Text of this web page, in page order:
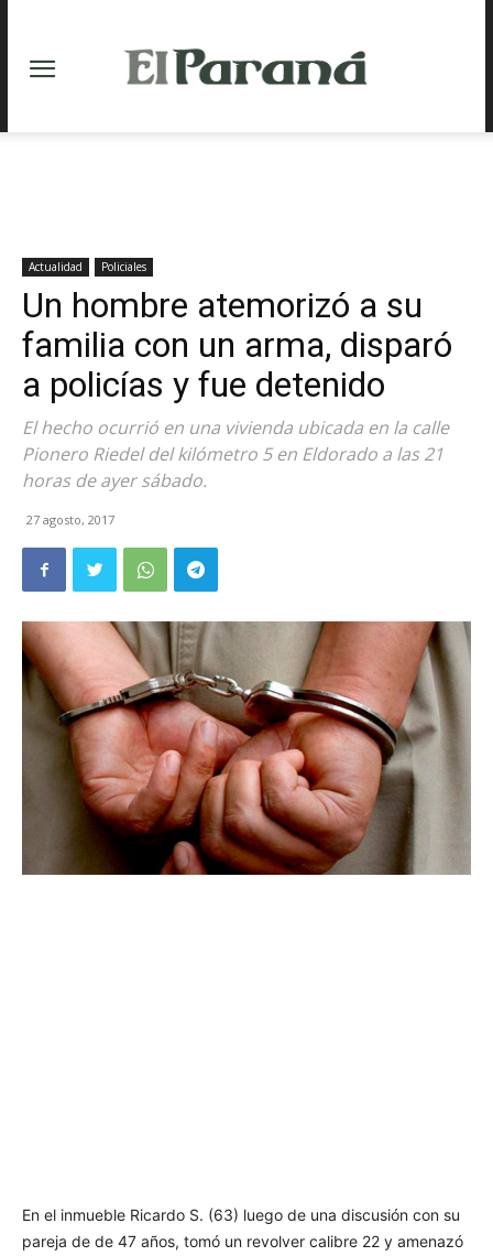
Actualidad Policiales
Un hombre atemorizó a su
familia con un arma, disparó
a policías y fue detenido
El hecho ocurrió en una vivienda ubicada en la calle
Pionero Riedel del kilómetro 5 en Eldorado a las 21
horas de ayer sábado.
27 agosto, 2017
En el inmueble Ricardo S. (63) luego de una discusión con su
pareja de de 47 años, tomó un revolver calibre 22 y amenazó